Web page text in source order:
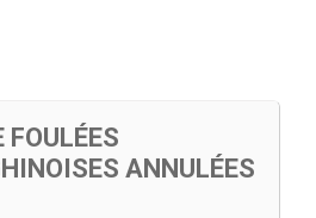
2026
FOULÉES
ANNULÉES